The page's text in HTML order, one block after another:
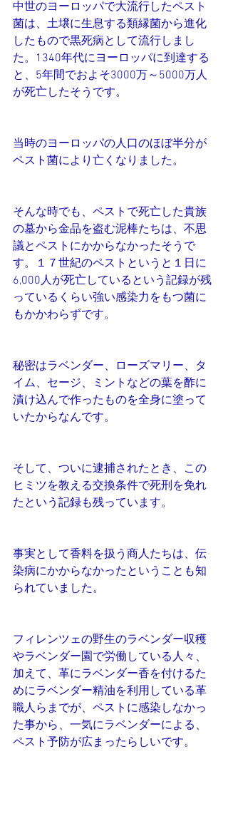
中世のヨーロッパで大流行したペスト
菌は、土壌に生息する類縁菌から進化
したもので黒死病として流行しまし
た。1340年代にヨーロッパに到達する
と、5年間でおよそ3000万～5000万人
が死亡したそうです。
当時のヨーロッパの人口のほぼ半分が
ペスト菌により亡くなりました。
そんな時でも、ペストで死亡した貴族
の墓から金品を盗む泥棒たちは、不思
議とペストにかからなかったそうで
す。１７世紀のペストというと１日に
6,000人が死亡しているという記録が残
っているくらい強い感染力をもつ菌に
もかかわらずです。
秘密はラベンダー、ローズマリー、タ
イム、セージ、ミントなどの葉を酢に
漬け込んで作ったものを全身に塗って
いたからなんです。
そして、ついに逮捕されたとき、この
ヒミツを教える交換条件で死刑を免れ
たという記録も残っています。
事実として香料を扱う商人たちは、伝
染病にかからなかったということも知
られていました。
フィレンツェの野生のラベンダー収穫
やラベンダー園で労働している人々、
加えて、革にラベンダー香を付けるた
めにラベンダー精油を利用している革
職人らまでが、ペストに感染しなかっ
た事から、一気にラベンダーによる、
ペスト予防が広まったらしいです。